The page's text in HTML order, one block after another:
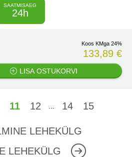
SAATMISAEG
24h
Koos KMga 24%
133,89 €
LISA OSTUKORVI
11 12 14 15
LEHEKÜLG
LEHEKÜLG